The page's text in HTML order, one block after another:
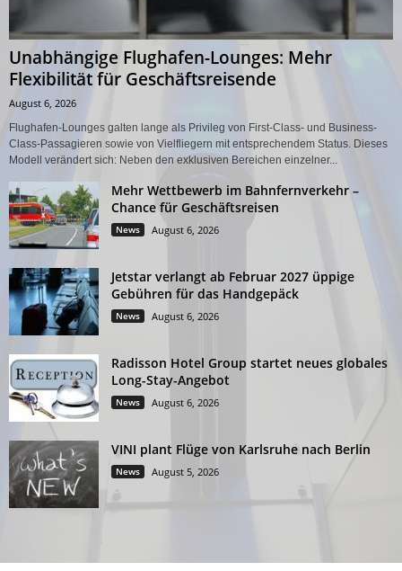
Unabhängige Flughafen-Lounges: Mehr
Flexibilität für Geschäftsreisende
August 6, 2026
Flughafen-Lounges galten lange als Privileg von First-Class- und Business-
Class-Passagieren sowie von Vielfliegern mit entsprechendem Status. Dieses
Modell verändert sich: Neben den exklusiven Bereichen einzelner...
Mehr Wettbewerb im Bahnfernverkehr –
Chance für Geschäftsreisen
News August 6, 2026
Jetstar verlangt ab Februar 2027 üppige
Gebühren für das Handgepäck
News August 6, 2026
Radisson Hotel Group startet neues globales
Long-Stay-Angebot
News August 6, 2026
VINI plant Flüge von Karlsruhe nach Berlin
News August 5, 2026